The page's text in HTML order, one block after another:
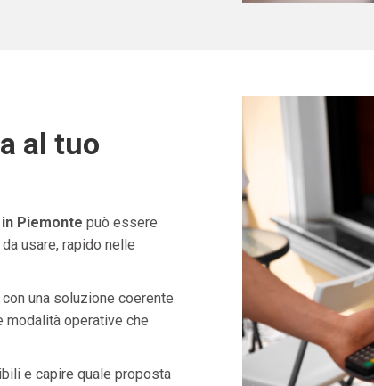
al tuo
Piemonte può essere
usare, rapido nelle
una soluzione coerente
modalità operative che
e capire quale proposta